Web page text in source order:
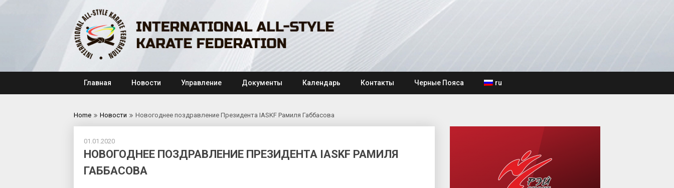
Главная Новости Управление Документы Календарь Контакты Черные Пояса ru
Home Новости Новогоднее поздравление Президента IASKF Рамиля Габбасова
01.01.2020
НОВОГОДНЕЕ ПОЗДРАВЛЕНИЕ ПРЕЗИДЕНТА IASKF РАМИЛЯ
ГАББАСОВА